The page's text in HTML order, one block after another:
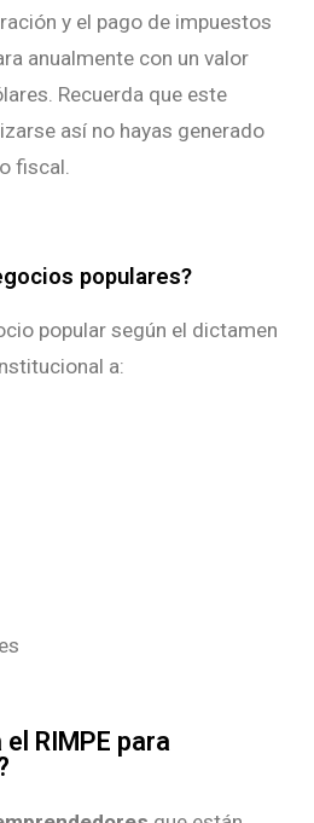
y el pago de impuestos
anualmente con un valor
Recuerda que este
así no hayas generado
fiscal.
populares?
popular según el dictamen
a:
RIMPE para